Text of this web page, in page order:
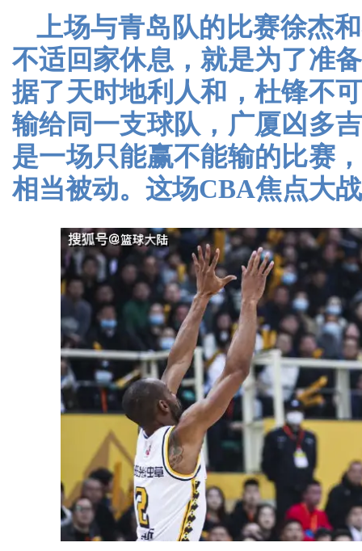
上场与青岛队的比赛徐杰
不适回家休息，就是为了准
据了天时地利人和，杜锋不
输给同一支球队，广厦凶多
是一场只能赢不能输的比赛
相当被动。这场CBA焦点大